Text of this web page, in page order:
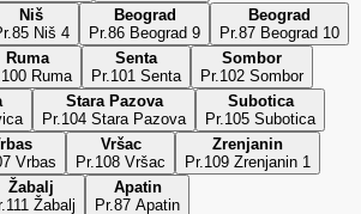
Niš
Niš 4
Beograd
Pr.86 Beograd 9
Beograd
Pr.87 Beograd 10
Ruma
Ruma
Senta
Pr.101 Senta
Sombor
Pr.102 Sombor
Stara Pazova
Pr.104 Stara Pazova
Subotica
Pr.105 Subotica
Vrbas
Vršac
Pr.108 Vršac
Zrenjanin
Pr.109 Zrenjanin 1
Žabalj
Žabalj
Apatin
Pr.87 Apatin